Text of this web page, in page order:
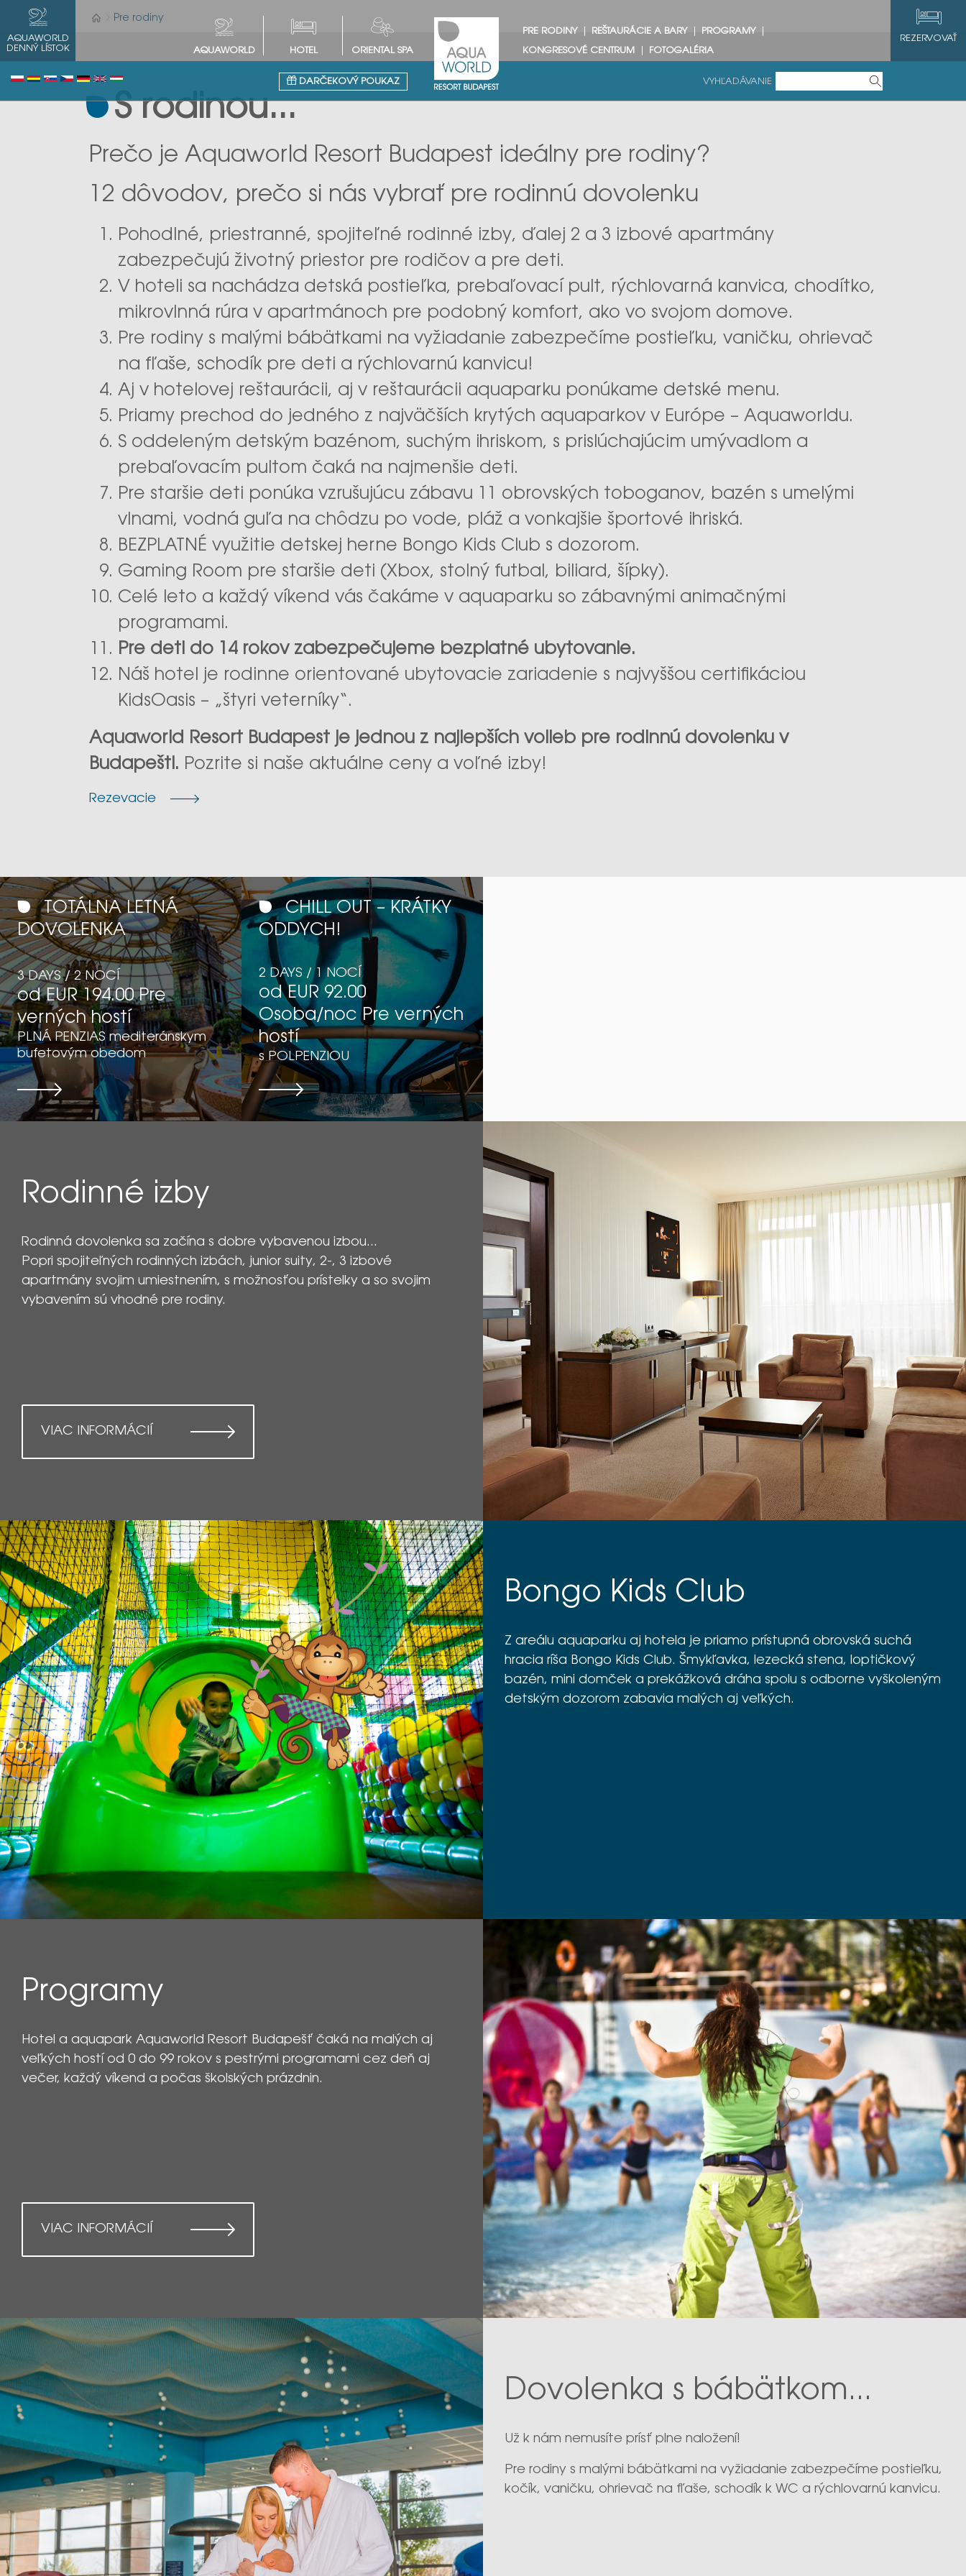
AQUAWORLD
DENNÝ LÍSTOK
REZERVOVAŤ
AQUAWORLD
HOTEL ORIENTAL SPA
PRE RODINY REŠTAURÁCIE A BARY PROGRAMY
KONGRESOVÉ CENTRUM FOTOGALÉRIA
VYHĽADÁVANIE
DARČEKOVÝ POUKAZ
Pre rodiny
S rodinou...
Prečo je Aquaworld Resort Budapest ideálny pre rodiny?
12 dôvodov, prečo si nás vybrať pre rodinnú dovolenku
Pohodlné, priestranné, spojiteľné rodinné izby, ďalej 2 a 3 izbové apartmány
zabezpečujú životný priestor pre rodičov a pre deti.
V hoteli sa nachádza detská postieľka, prebaľovací pult, rýchlovarná kanvica, chodítko,
mikrovlnná rúra v apartmánoch pre podobný komfort, ako vo svojom domove.
Pre rodiny s malými bábätkami na vyžiadanie zabezpečíme postieľku, vaničku, ohrievač
na fľaše, schodík pre deti a rýchlovarnú kanvicu!
Aj v hotelovej reštaurácii, aj v reštaurácii aquaparku ponúkame detské menu.
Priamy prechod do jedného z najväčších krytých aquaparkov v Európe – Aquaworldu.
S oddeleným detským bazénom, suchým ihriskom, s prislúchajúcim umývadlom a
prebaľovacím pultom čaká na najmenšie deti.
Pre staršie deti ponúka vzrušujúcu zábavu 11 obrovských toboganov, bazén s umelými
vlnami, vodná guľa na chôdzu po vode, pláž a vonkajšie športové ihriská.
BEZPLATNÉ využitie detskej herne Bongo Kids Club s dozorom.
Gaming Room pre staršie deti (Xbox, stolný futbal, biliard, šípky).
Celé leto a každý víkend vás čakáme v aquaparku so zábavnými animačnými
programami.
Pre deti do 14 rokov zabezpečujeme bezplatné ubytovanie.
Náš hotel je rodinne orientované ubytovacie zariadenie s najvyššou certifikáciou
KidsOasis – „štyri veterníky“.
Aquaworld Resort Budapest je jednou z najlepších volieb pre rodinnú dovolenku v
Budapešti. Pozrite si naše aktuálne ceny a voľné izby!
Rezevacie
TOTÁLNA LETNÁ
DOVOLENKA
3 DAYS / 2 NOCÍ
od EUR 194.00 Pre
verných hostí
PLNÁ PENZIAS mediteránskym
bufetovým obedom
CHILL OUT – KRÁTKY
ODDYCH!
2 DAYS / 1 NOCÍ
od EUR 92.00
Osoba/noc Pre verných
hostí
s POLPENZIOU
Rodinné izby
Rodinná dovolenka sa začína s dobre vybavenou izbou...
Popri spojiteľných rodinných izbách, junior suity, 2-, 3 izbové
apartmány svojim umiestnením, s možnosťou prístelky a so svojim
vybavením sú vhodné pre rodiny.
VIAC INFORMÁCIÍ
Bongo Kids Club
Z areálu aquaparku aj hotela je priamo prístupná obrovská suchá
hracia ríša Bongo Kids Club. Šmykľavka, lezecká stena, loptičkový
bazén, mini domček a prekážková dráha spolu s odborne vyškoleným
detským dozorom zabavia malých aj veľkých.
Programy
Hotel a aquapark Aquaworld Resort Budapešť čaká na malých aj
veľkých hostí od 0 do 99 rokov s pestrými programami cez deň aj
večer, každý víkend a počas školských prázdnin.
VIAC INFORMÁCIÍ
Dovolenka s bábätkom...
Už k nám nemusíte prísť plne naložení!
Pre rodiny s malými bábätkami na vyžiadanie zabezpečíme postieľku,
kočík, vaničku, ohrievač na fľaše, schodík k WC a rýchlovarnú kanvicu.